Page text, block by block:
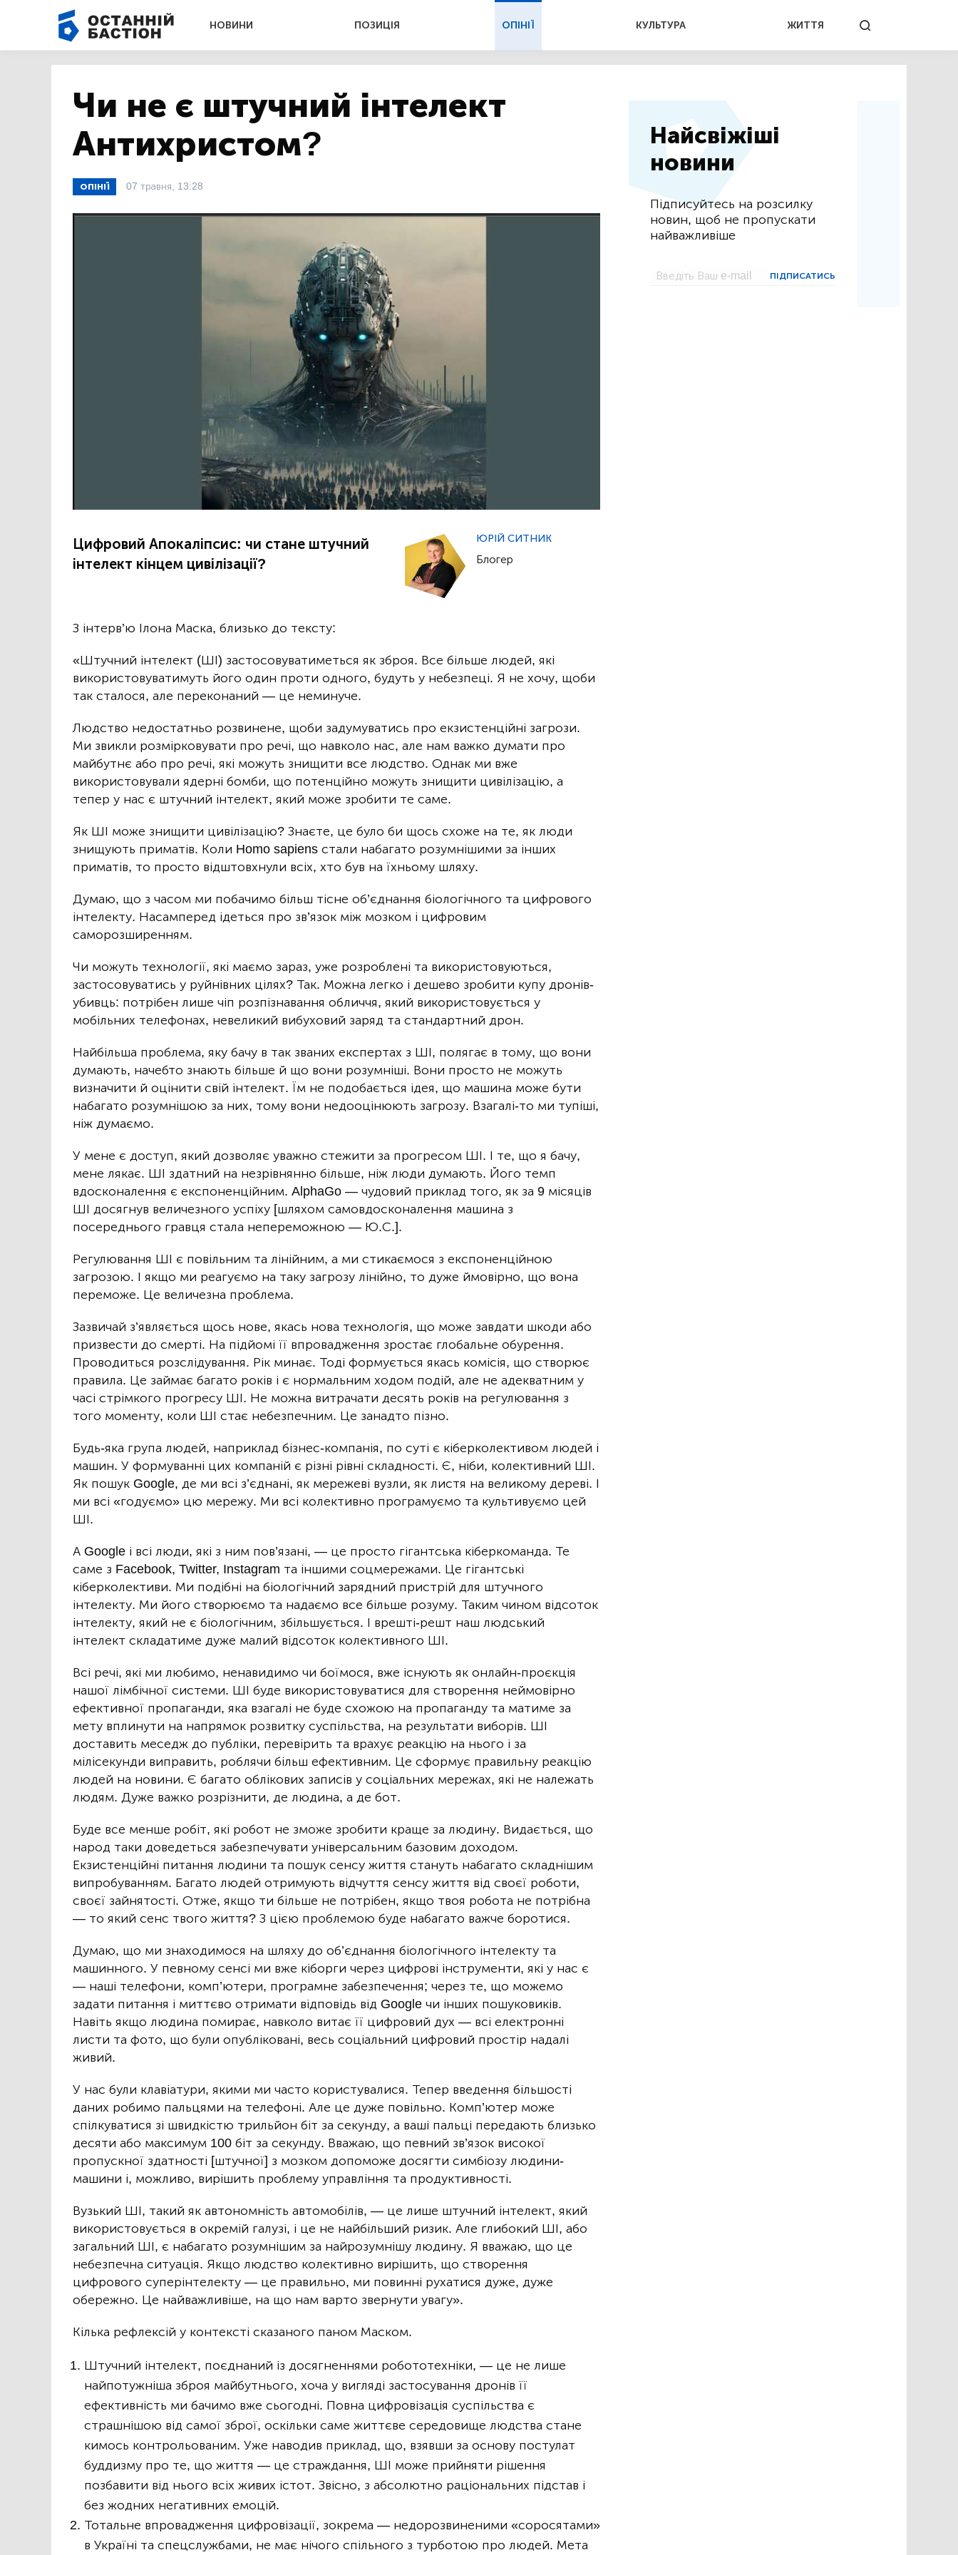
НОВИНИ ПОЗИЦІЯ ОПІНІЇ КУЛЬТУРА ЖИТТЯ
Чи не є штучний інтелект
Антихристом?
ОПІНІЇ 07 травня, 13:28
Цифровий Апокаліпсис: чи стане штучний
інтелект кінцем цивілізації?
ЮРІЙ СИТНИК
Блогер
З інтерв’ю Ілона Маска, близько до тексту:
«Штучний інтелект (ШІ) застосовуватиметься як зброя. Все більше людей, які
використовуватимуть його один проти одного, будуть у небезпеці. Я не хочу, щоби
так сталося, але переконаний — це неминуче.
Людство недостатньо розвинене, щоби задумуватись про екзистенційні загрози.
Ми звикли розмірковувати про речі, що навколо нас, але нам важко думати про
майбутнє або про речі, які можуть знищити все людство. Однак ми вже
використовували ядерні бомби, що потенційно можуть знищити цивілізацію, а
тепер у нас є штучний інтелект, який може зробити те саме.
Як ШІ може знищити цивілізацію? Знаєте, це було би щось схоже на те, як люди
знищують приматів. Коли Homo sapiens стали набагато розумнішими за інших
приматів, то просто відштовхнули всіх, хто був на їхньому шляху.
Думаю, що з часом ми побачимо більш тісне об’єднання біологічного та цифрового
інтелекту. Насамперед ідеться про зв’язок між мозком і цифровим
саморозширенням.
Чи можуть технології, які маємо зараз, уже розроблені та використовуються,
застосовуватись у руйнівних цілях? Так. Можна легко і дешево зробити купу дронів-
убивць: потрібен лише чіп розпізнавання обличчя, який використовується у
мобільних телефонах, невеликий вибуховий заряд та стандартний дрон.
Найбільша проблема, яку бачу в так званих експертах з ШІ, полягає в тому, що вони
думають, начебто знають більше й що вони розумніші. Вони просто не можуть
визначити й оцінити свій інтелект. Їм не подобається ідея, що машина може бути
набагато розумнішою за них, тому вони недооцінюють загрозу. Взагалі-то ми тупіші,
ніж думаємо.
У мене є доступ, який дозволяє уважно стежити за прогресом ШІ. І те, що я бачу,
мене лякає. ШІ здатний на незрівнянно більше, ніж люди думають. Його темп
вдосконалення є експоненційним. AlphaGo — чудовий приклад того, як за 9 місяців
ШІ досягнув величезного успіху [шляхом самовдосконалення машина з
посереднього гравця стала непереможною — Ю.С.].
Регулювання ШІ є повільним та лінійним, а ми стикаємося з експоненційною
загрозою. І якщо ми реагуємо на таку загрозу лінійно, то дуже ймовірно, що вона
переможе. Це величезна проблема.
Зазвичай з’являється щось нове, якась нова технологія, що може завдати шкоди або
призвести до смерті. На підйомі її впровадження зростає глобальне обурення.
Проводиться розслідування. Рік минає. Тоді формується якась комісія, що створює
правила. Це займає багато років і є нормальним ходом подій, але не адекватним у
часі стрімкого прогресу ШІ. Не можна витрачати десять років на регулювання з
того моменту, коли ШІ стає небезпечним. Це занадто пізно.
Будь-яка група людей, наприклад бізнес-компанія, по суті є кіберколективом людей і
машин. У формуванні цих компаній є різні рівні складності. Є, ніби, колективний ШІ.
Як пошук Google, де ми всі з’єднані, як мережеві вузли, як листя на великому дереві. І
ми всі «годуємо» цю мережу. Ми всі колективно програмуємо та культивуємо цей
ШІ.
А Google і всі люди, які з ним пов’язані, — це просто гігантська кіберкоманда. Те
саме з Facebook, Twitter, Instagram та іншими соцмережами. Це гігантські
кіберколективи. Ми подібні на біологічний зарядний пристрій для штучного
інтелекту. Ми його створюємо та надаємо все більше розуму. Таким чином відсоток
інтелекту, який не є біологічним, збільшується. І врешті-решт наш людський
інтелект складатиме дуже малий відсоток колективного ШІ.
Всі речі, які ми любимо, ненавидимо чи боїмося, вже існують як онлайн-проєкція
нашої лімбічної системи. ШІ буде використовуватися для створення неймовірно
ефективної пропаганди, яка взагалі не буде схожою на пропаганду та матиме за
мету вплинути на напрямок розвитку суспільства, на результати виборів. ШІ
доставить меседж до публіки, перевірить та врахує реакцію на нього і за
мілісекунди виправить, роблячи більш ефективним. Це сформує правильну реакцію
людей на новини. Є багато облікових записів у соціальних мережах, які не належать
людям. Дуже важко розрізнити, де людина, а де бот.
Буде все менше робіт, які робот не зможе зробити краще за людину. Видається, що
народ таки доведеться забезпечувати універсальним базовим доходом.
Екзистенційні питання людини та пошук сенсу життя стануть набагато складнішим
випробуванням. Багато людей отримують відчуття сенсу життя від своєї роботи,
своєї зайнятості. Отже, якщо ти більше не потрібен, якщо твоя робота не потрібна
— то який сенс твого життя? З цією проблемою буде набагато важче боротися.
Думаю, що ми знаходимося на шляху до об’єднання біологічного інтелекту та
машинного. У певному сенсі ми вже кіборги через цифрові інструменти, які у нас є
— наші телефони, комп’ютери, програмне забезпечення; через те, що можемо
задати питання і миттєво отримати відповідь від Google чи інших пошуковиків.
Навіть якщо людина помирає, навколо витає її цифровий дух — всі електронні
листи та фото, що були опубліковані, весь соціальний цифровий простір надалі
живий.
У нас були клавіатури, якими ми часто користувалися. Тепер введення більшості
даних робимо пальцями на телефоні. Але це дуже повільно. Комп’ютер може
спілкуватися зі швидкістю трильйон біт за секунду, а ваші пальці передають близько
десяти або максимум 100 біт за секунду. Вважаю, що певний зв’язок високої
пропускної здатності [штучної] з мозком допоможе досягти симбіозу людини-
машини і, можливо, вирішить проблему управління та продуктивності.
Вузький ШІ, такий як автономність автомобілів, — це лише штучний інтелект, який
використовується в окремій галузі, і це не найбільший ризик. Але глибокий ШІ, або
загальний ШІ, є набагато розумнішим за найрозумнішу людину. Я вважаю, що це
небезпечна ситуація. Якщо людство колективно вирішить, що створення
цифрового суперінтелекту — це правильно, ми повинні рухатися дуже, дуже
обережно. Це найважливіше, на що нам варто звернути увагу».
Кілька рефлексій у контексті сказаного паном Маском.
Штучний інтелект, поєднаний із досягненнями робототехніки, — це не лише
найпотужніша зброя майбутнього, хоча у вигляді застосування дронів її
ефективність ми бачимо вже сьогодні. Повна цифровізація суспільства є
страшнішою від самої зброї, оскільки саме життєве середовище людства стане
кимось контрольованим. Уже наводив приклад, що, взявши за основу постулат
буддизму про те, що життя — це страждання, ШІ може прийняти рішення
позбавити від нього всіх живих істот. Звісно, з абсолютно раціональних підстав і
без жодних негативних емоцій.
Тотальне впровадження цифровізації, зокрема — недорозвиненими «соросятами»
в Україні та спецслужбами, не має нічого спільного з турботою про людей. Мета
Найсвіжіші
новини
Підписуйтесь на розсилку
новин, щоб не пропускати
найважливіше
ПІДПИСАТИСЬ